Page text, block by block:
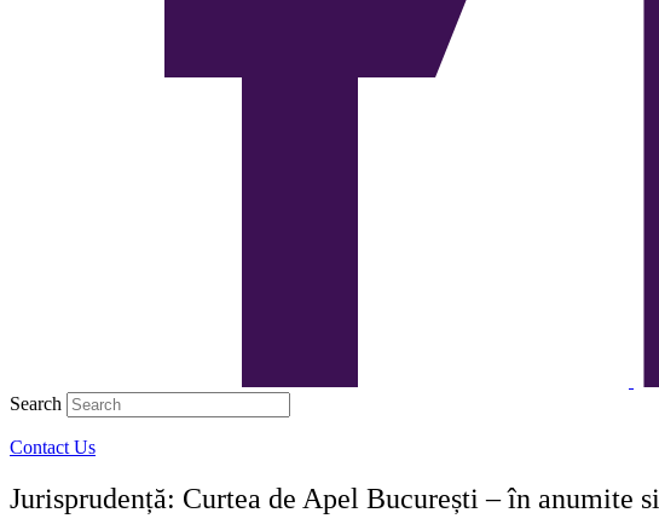
Search
Contact Us
Jurisprudență: Curtea de Apel București – în anumite